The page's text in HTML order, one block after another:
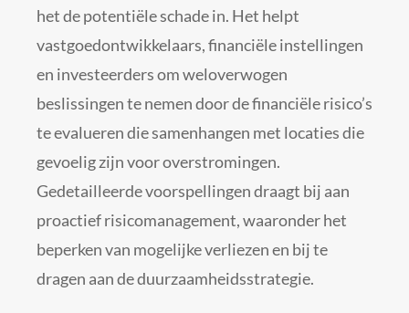
het de potentiële schade in. Het helpt
vastgoedontwikkelaars, financiële instellingen
en investeerders om weloverwogen
beslissingen te nemen door de financiële risico’s
te evalueren die samenhangen met locaties die
gevoelig zijn voor overstromingen.
Gedetailleerde voorspellingen draagt bij aan
proactief risicomanagement, waaronder het
beperken van mogelijke verliezen en bij te
dragen aan de duurzaamheidsstrategie.